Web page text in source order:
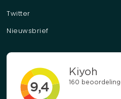
Twitter
Nieuwsbrief